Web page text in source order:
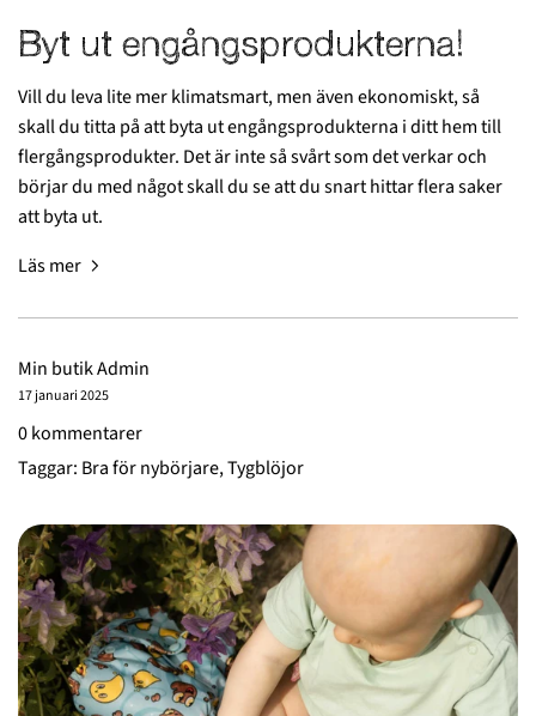
Byt ut engångsprodukterna!
Vill du leva lite mer klimatsmart, men även ekonomiskt, så
skall du titta på att byta ut engångsprodukterna i ditt hem till
flergångsprodukter. Det är inte så svårt som det verkar och
börjar du med något skall du se att du snart hittar flera saker
att byta ut.
Läs mer
Min butik Admin
17 januari 2025
0 kommentarer
Taggar: Bra för nybörjare,Tygblöjor